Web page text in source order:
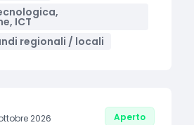
ICT
regionali / locali
2026 Aperto